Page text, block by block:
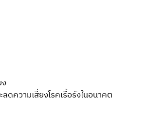
ความเสี่ยงโรคเรื้อรังในอนาคต